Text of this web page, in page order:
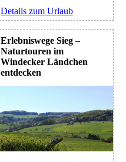
Details zum Urlaub
Erlebniswege Sieg –
Naturtouren im
Windecker Ländchen
entdecken